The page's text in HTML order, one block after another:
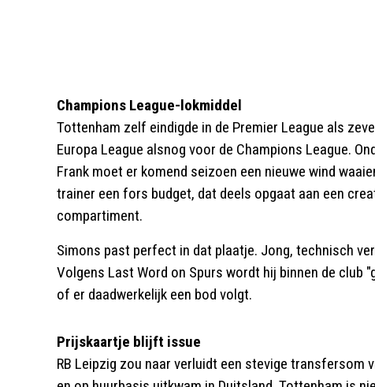
Champions League-lokmiddel
Tottenham zelf eindigde in de Premier League als
Europa League alsnog voor de Champions League.
Frank moet er komend seizoen een nieuwe wind
trainer een fors budget, dat deels opgaat aan een
compartiment.
Simons past perfect in dat plaatje. Jong, technisch
Volgens Last Word on Spurs wordt hij binnen de club
of er daadwerkelijk een bod volgt.
Prijskaartje blijft issue
RB Leipzig zou naar verluidt een stevige transfersom